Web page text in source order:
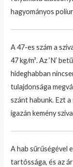
hagyományos
A 47-es szám a
47 kg/m³. Az ‘N’
hideghabban
tulajdonsága
szánt habunk. Ezt
igazán kemény
A hab sűrűségével
tartóssága, és az